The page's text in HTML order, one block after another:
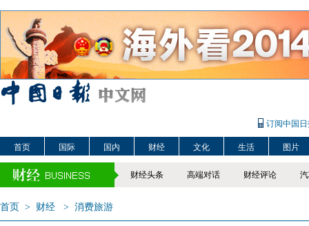
订阅中国
首页 国际 国内 财经 文化 生活 图片
财经头条 高端对话 财经评论
首页 > 财经 > 消费旅游